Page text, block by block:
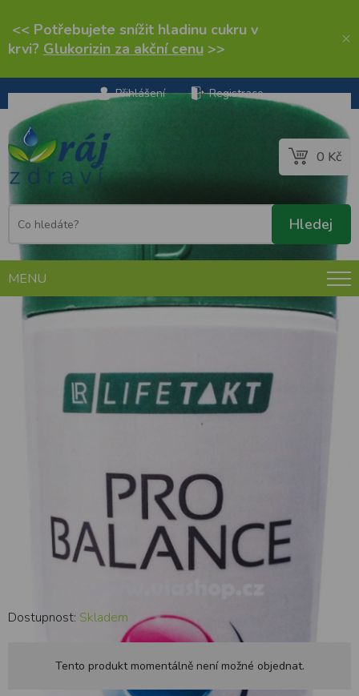
<< Potřebujete snížit hladinu cukru v
krvi? Glukorizin za akční cenu >> ×
Přihlášení Registrace
0 Kč
MENU
Dostupnost: Skladem
Tento produkt momentálně není možné objednat.